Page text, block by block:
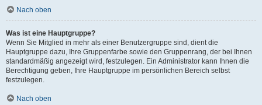
Nach oben
Was ist eine Hauptgruppe?
Wenn Sie Mitglied in mehr als einer Benutzergruppe sind, dient die
Hauptgruppe dazu, Ihre Gruppenfarbe sowie den Gruppenrang, der bei Ihnen
standardmäßig angezeigt wird, festzulegen. Ein Administrator kann Ihnen die
Berechtigung geben, Ihre Hauptgruppe im persönlichen Bereich selbst
festzulegen.
Nach oben